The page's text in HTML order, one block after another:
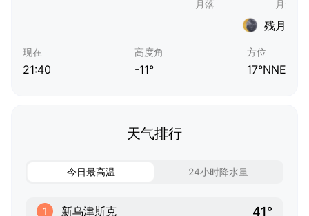
残月
现在
21:40
高度角
-11°
方位
17°NNE
天气排行
今日最高温 24小时降水量
1 新乌津斯克 41°